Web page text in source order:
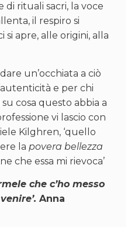
di rituali sacri, la voce
il respiro si
si apre, alle origini, alla
un’occhiata a ciò
e per chi
cosa questo abbia a
vi lascio con
Kilghren, ‘quello
la povera bellezza
che essa mi rievoca’
che c’ho messo
Anna